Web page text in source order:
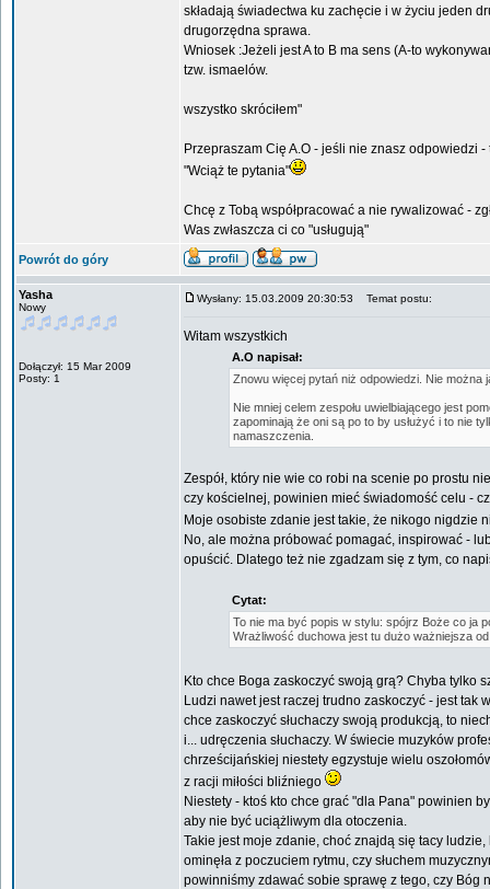
składają świadectwa ku zachęcie i w życiu jeden
drugorzędna sprawa.
Wniosek :Jeżeli jest A to B ma sens (A-to
tzw. ismaelów.
wszystko skróciłem"
Przepraszam Cię A.O - jeśli nie znasz odpowiedzi
"Wciąż te pytania"
Chcę z Tobą współpracować a nie rywalizować -
Was zwłaszcza ci co "usługują"
Powrót do góry
Yasha
Nowy
Dołączył: 15 Mar 2009
Posty: 1
Wysłany: 15.03.2009 20:30:53 Temat postu:
Witam wszystkich
A.O napisał:
Znowu więcej pytań niż odpowiedzi. Nie można
Nie mniej celem zespołu uwielbiającego jest
zapominają że oni są po to by usłużyć i to nie
namaszczenia.
Zespół, który nie wie co robi na scenie po prostu
czy kościelnej, powinien mieć świadomość celu -
Moje osobiste zdanie jest takie, że nikogo nigdzie
No, ale można próbować pomagać, inspirować -
opuścić. Dlatego też nie zgadzam się z tym, co
Cytat:
To nie ma być popis w stylu: spójrz Boże co ja
Wrażliwość duchowa jest tu dużo ważniejsza
Kto chce Boga zaskoczyć swoją grą? Chyba tylko
Ludzi nawet jest raczej trudno zaskoczyć - jest tak
chce zaskoczyć słuchaczy swoją produkcją, to
i... udręczenia słuchaczy. W świecie muzyków
chrześcijańskiej niestety egzystuje wielu
z racji miłości bliźniego
Niestety - ktoś kto chce grać "dla Pana" powinien
aby nie być uciążliwym dla otoczenia.
Takie jest moje zdanie, choć znajdą się tacy
ominęła z poczuciem rytmu, czy słuchem
powinniśmy zdawać sobie sprawę z tego, czy Bóg